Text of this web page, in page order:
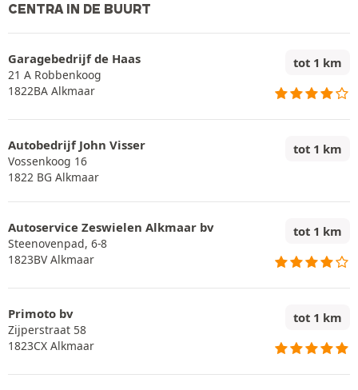
CENTRA IN DE BUURT
Garagebedrijf de Haas
21 A Robbenkoog
1822BA Alkmaar
tot 1 km
Autobedrijf John Visser
Vossenkoog 16
1822 BG Alkmaar
tot 1 km
Autoservice Zeswielen Alkmaar bv
Steenovenpad, 6-8
1823BV Alkmaar
tot 1 km
Primoto bv
Zijperstraat 58
1823CX Alkmaar
tot 1 km